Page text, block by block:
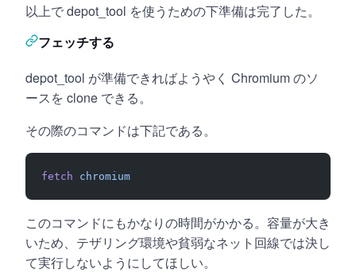
以上で depot_tool を使うための下準備は完了した。
フェッチする
depot_tool が準備できればようやく Chromium のソ
ースを clone できる。
その際のコマンドは下記である。
fetch chromium
このコマンドにもかなりの時間がかかる。容量が大き
いため、テザリング環境や貧弱なネット回線では決し
て実行しないようにしてほしい。